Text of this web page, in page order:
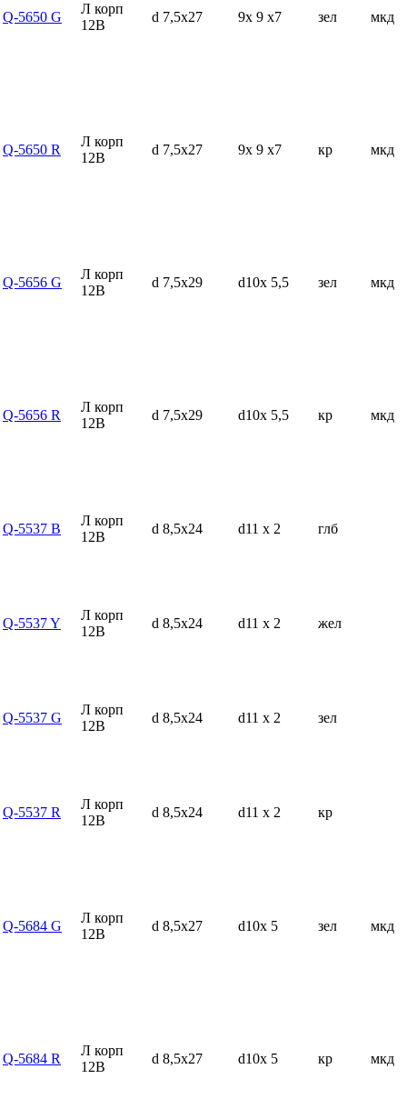
Q-5650 G
Л корп
12В
d 7,5x27 9x 9 x7 зел мкд
Q-5650 R
Л корп
12В
d 7,5x27 9x 9 x7 кр мкд
Q-5656 G
Л корп
12В
d 7,5x29 d10x 5,5 зел мкд
Q-5656 R
Л корп
12В
d 7,5x29 d10x 5,5 кр мкд
Q-5537 B
Л корп
12В
d 8,5x24 d11 x 2 глб
Q-5537 Y
Л корп
12В
d 8,5x24 d11 x 2 жел
Q-5537 G
Л корп
12В
d 8,5x24 d11 x 2 зел
Q-5537 R
Л корп
12В
d 8,5x24 d11 x 2 кр
Q-5684 G
Л корп
12В
d 8,5x27 d10x 5 зел мкд
Q-5684 R
Л корп
12В
d 8,5x27 d10x 5 кр мкд